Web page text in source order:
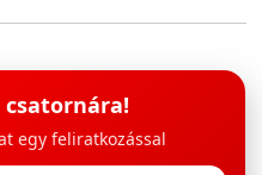
egy feliratkozással